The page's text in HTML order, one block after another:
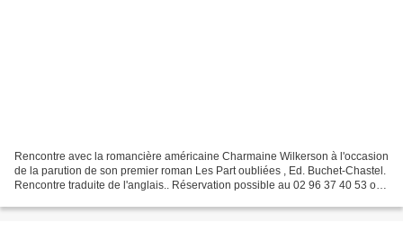
Rencontre avec la romancière américaine Charmaine Wilkerson à l'occasion
de la parution de son premier roman Les Part oubliées , Ed. Buchet-Chastel.
Rencontre traduite de l'anglais.. Réservation possible au 02 96 37 40 53 ou